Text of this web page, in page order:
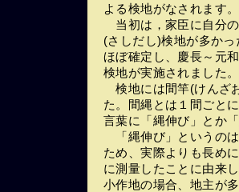
よる検地がなされます。
当初は，家臣に自分
(さしだし)検地が多か
ほぼ確定し、慶長～元
検地が実施されました。
検地には間竿(けんざ
た。間縄とは１間ごと
言葉に「縄伸び」とか
「縄伸び」というの
ため、実際よりも長め
に測量したことに由来
小作地の場合、地主が